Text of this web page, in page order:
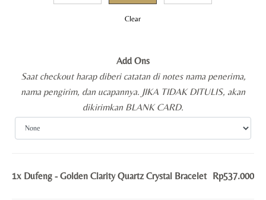
Clear
Add Ons
Saat checkout harap diberi catatan di notes nama penerima,
nama pengirim, dan ucapannya. JIKA TIDAK DITULIS, akan
dikirimkan BLANK CARD.
1x Dufeng - Golden Clarity Quartz Crystal Bracelet Rp537.000